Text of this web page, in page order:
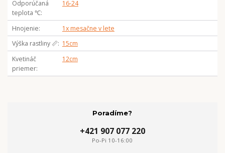
Odporúčaná
teplota ℃
16-24
Hnojenie
1x mesačne v lete
Výška rastliny 📏
15cm
Kvetináč
priemer
12cm
Poradíme?
+421 907 077 220
Po-Pi 10-16:00